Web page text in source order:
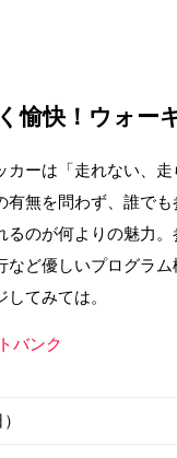
愉快！ウォー
カーは「走れない、
有無を問わず、誰で
るのが何よりの魅力
など優しいプログラ
てみては。
バンク